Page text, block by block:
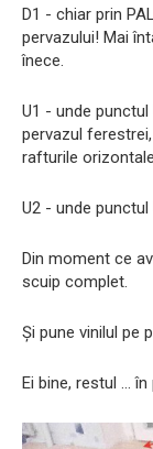
D1 - chiar prin
pervazului! Mai
înece.
U1 - unde
pervazul
rafturile
U2 - unde
Din moment ce
scuip complet.
Și pune vinilul pe
Ei bine, restul ...